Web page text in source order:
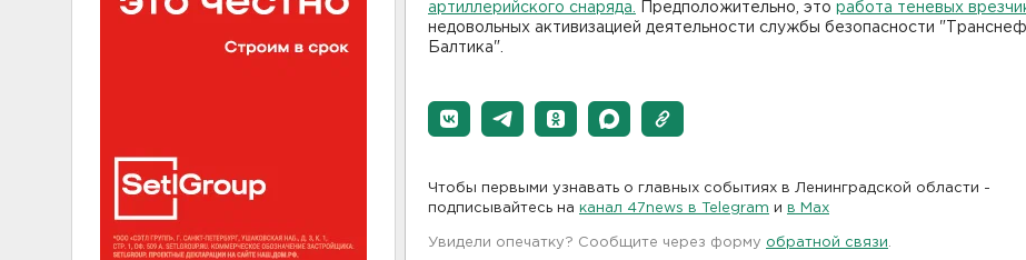
артиллерийского снаряда.
Предположительно, это работа теневых
недовольных активизацией деятельности службы безопасности
Балтика".
Чтобы первыми узнавать о главных событиях в Ленинградской области -
подписывайтесь на канал 47news в Telegram и в Maх
Увидели опечатку? Сообщите через форму обратной связи